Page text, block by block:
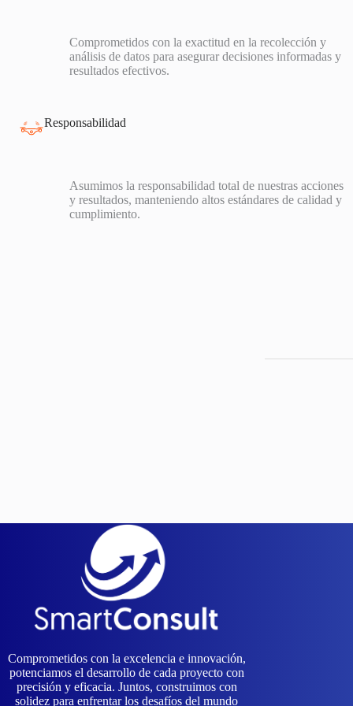
Comprometidos con la exactitud en la recolección y
análisis de datos para asegurar decisiones informadas y
resultados efectivos.
Responsabilidad
Asumimos la responsabilidad total de nuestras acciones
y resultados, manteniendo altos estándares de calidad y
cumplimiento.
Comprometidos con la excelencia e innovación,
potenciamos el desarrollo de cada proyecto con
precisión y eficacia. Juntos, construimos con
solidez para enfrentar los desafíos del mundo